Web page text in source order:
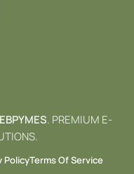
. PREMIUM E-
PolicyTerms Of Service